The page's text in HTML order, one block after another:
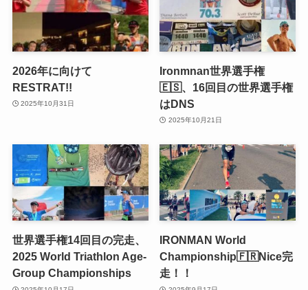
2026年に向けて
RESTRAT!!
2025年10月31日
Ironmnan世界選手権
🇪🇸、16回目の世界選手権
はDNS
2025年10月21日
世界選手権14回目の完走、
2025 World Triathlon Age-
Group Championships
IRONMAN World
Championship🇫🇷Nice完
走！！